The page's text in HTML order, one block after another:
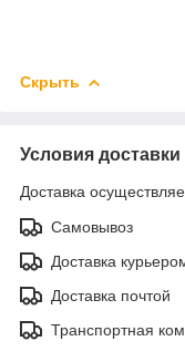
Скрыть
Условия доставки
Доставка
Самовывоз
Доставка
Доставка почтой
Транспортная